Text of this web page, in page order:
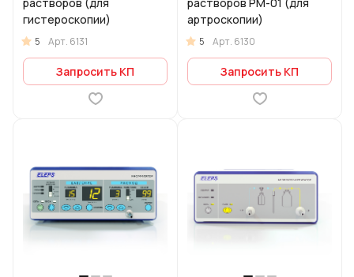
гистероскопии)
5 Арт. 6131
Запросить КП
артроскопии)
5 Арт. 6130
Запросить КП